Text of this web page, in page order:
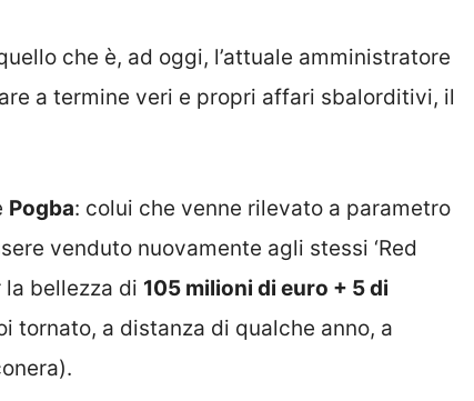
che è, ad oggi, l’attuale amministratore
a termine veri e propri affari sbalorditivi, il
Pogba: colui che venne rilevato a parametro
venduto nuovamente agli stessi ‘Red
la bellezza di 105 milioni di euro + 5 di
tornato, a distanza di qualche anno, a